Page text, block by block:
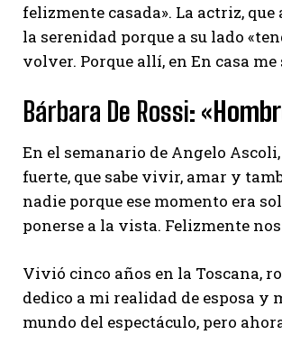
felizmente casada». La actriz,
la serenidad porque a su lado
volver. Porque allí, en En casa
Bárbara De Rossi:
En el semanario de Angelo
fuerte, que sabe vivir, amar y
nadie porque ese momento era
ponerse a la vista. Felizmente
Vivió cinco años en la Toscana,
dedico a mi realidad de esposa y
mundo del espectáculo, pero